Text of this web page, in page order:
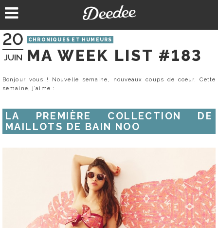
au
20
JUIN
CHRONIQUES ET HUMEURS
MA WEEK LIST #183
Bonjour vous ! Nouvelle semaine, nouveaux coups de coeur. Cette
semaine, j’aime :
LA PREMIÈRE COLLECTION DE
MAILLOTS DE BAIN NOO